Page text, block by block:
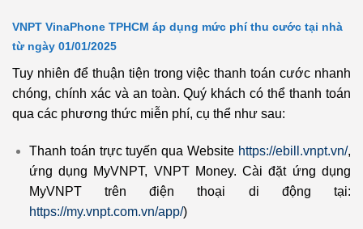
VNPT VinaPhone TPHCM áp dụng mức phí thu cước tại nhà
từ ngày 01/01/2025
Tuy nhiên để thuận tiện trong việc thanh toán cước nhanh
chóng, chính xác và an toàn. Quý khách có thể thanh toán
qua các phương thức miễn phí, cụ thể như sau:
Thanh toán trực tuyến qua Website https://ebill.vnpt.vn/,
ứng dụng MyVNPT, VNPT Money. Cài đặt ứng dụng
MyVNPT trên điện thoại di động tại:
https://my.vnpt.com.vn/app/)